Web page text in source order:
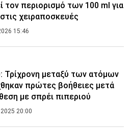
τον περιορισμό των 100 ml για
χειραποσκευές
15:46
Τρίχρονη μεταξύ των ατόμων
πρώτες βοήθειες μετά
με σπρέι πιπεριού
20:00